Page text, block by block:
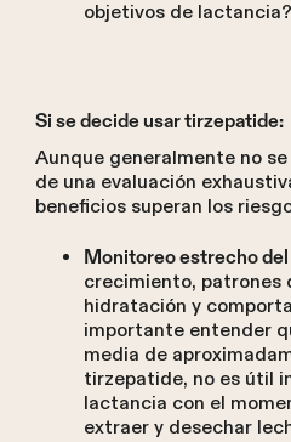
objetivos de lactancia?
Si se decide usar tirzepatide:
Aunque generalmente no
de una evaluación
beneficios superan los
Monitoreo estrecho del
crecimiento, patrones
hidratación y
importante entender
media de
tirzepatide, no es útil
lactancia con el
extraer y desechar